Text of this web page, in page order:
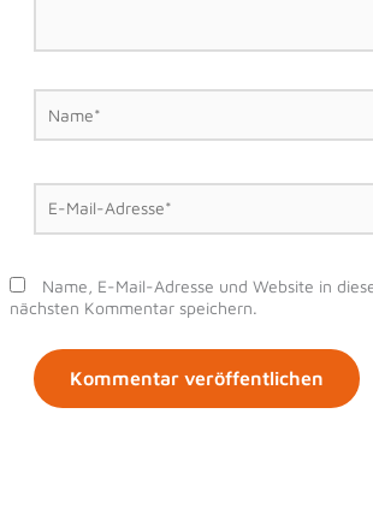
Name*
E-
Mail-
Adresse*
Name, E-Mail-Adresse und Website in
nächsten Kommentar speichern.